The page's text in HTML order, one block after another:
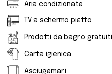
Aria condizionata
TV a schermo piatto
Prodotti da bagno gratuiti
Carta igienica
Asciugamani